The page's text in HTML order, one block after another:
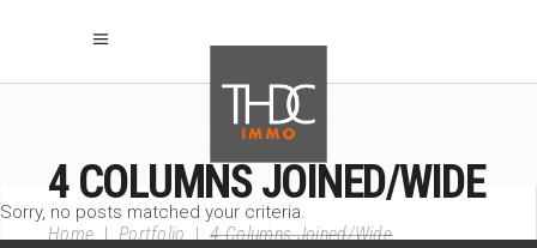
4 COLUMNS JOINED/WIDE
Home|Portfolio|4 Columns Joined/Wide
Sorry, no posts matched your criteria.